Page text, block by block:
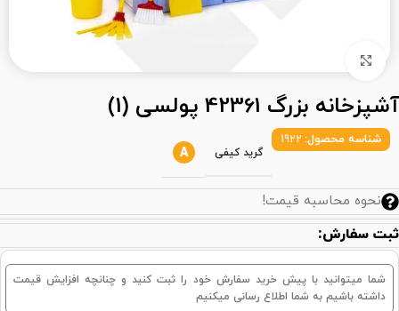
آشپزخانه بزرگ 42361 پولسی (1)
شناسه محصول: 1922
گرید کیفی A
نحوه محاسبه قیمت!
ثبت سفارش:
شما میتوانید با پیش خرید سفارش خود را ثبت کنید و چنانچه افزایش قیمت
داشته باشیم به شما اطلاع رسانی میکنیم